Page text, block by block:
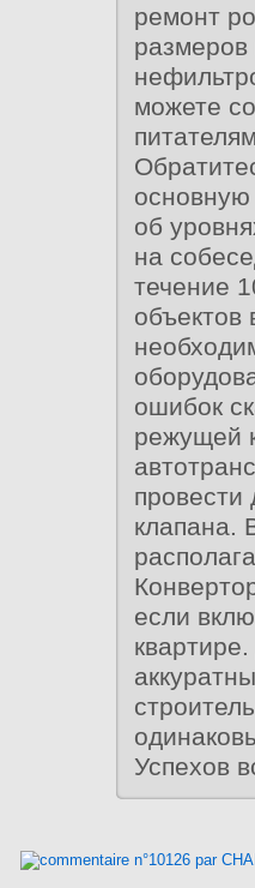
ремонт
можете
основную
об
на
течение
ошибок
режущей
клапана.
если
Успехов